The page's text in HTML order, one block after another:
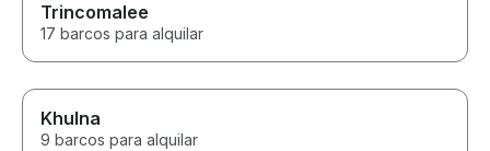
Trincomalee
17 barcos para alquilar
Khulna
9 barcos para alquilar